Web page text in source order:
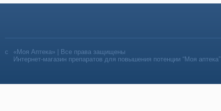
«Моя Аптека» | Все права защищены
Интернет-магазин препаратов для повышения потенции “Моя